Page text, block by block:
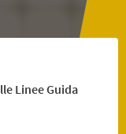
Linee Guida